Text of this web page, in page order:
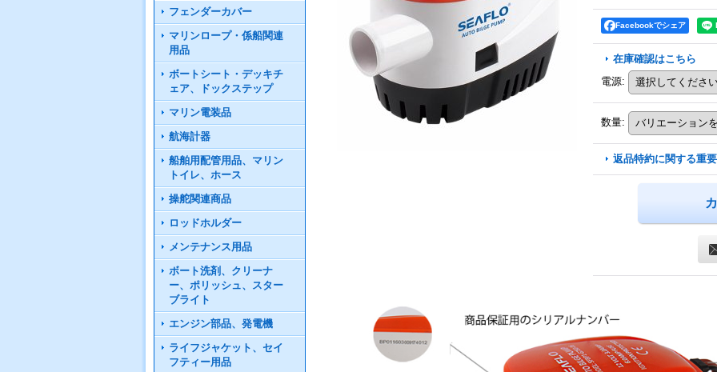
フェンダーカバー
マリンロープ・係船関連
用品
ボートシート・デッキチ
ェア、ドックステップ
マリン電装品
航海計器
船舶用配管用品、マリン
トイレ、ホース
操舵関連商品
ロッドホルダー
メンテナンス用品
ボート洗剤、クリーナ
ー、ポリッシュ、スター
ブライト
エンジン部品、発電機
ライフジャケット、セイ
フティー用品
Facebookでシェア
在庫確認はこちら
電源:
数量:
返品特約に関する重